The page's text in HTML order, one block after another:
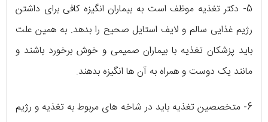
5- دکتر تغذیه موظف است به بیماران انگیزه کافی برای داشتن
رژیم غذایی سالم و لایف استایل صحیح را بدهد. به همین علت
باید پزشکان تغذیه با بیماران صمیمی و خوش برخورد باشند و
مانند یک دوست و همراه به آن ها انگیزه بدهند.
6- متخصصین تغذیه باید در شاخه های مربوط به تغذیه و رژیم